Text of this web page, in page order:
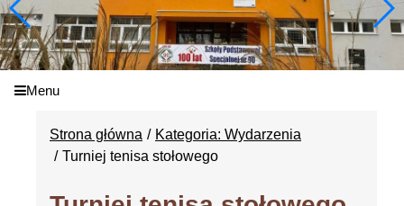
Menu
Strona główna
Kategoria: Wydarzenia
Turniej tenisa stołowego